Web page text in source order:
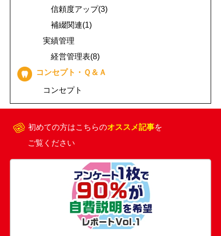
信頼度アップ(3)
補綴関連(1)
実績管理
経営管理表(8)
コンセプト・Ｑ＆Ａ
コンセプト
初めての方はこちらのオススメ記事を
ご覧ください